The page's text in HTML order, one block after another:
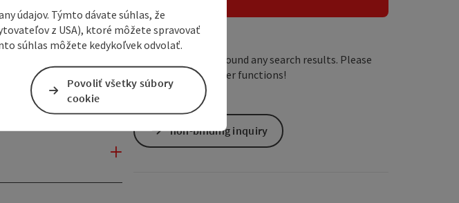
We have not found any search results. Please
adjust the filter functions!
non-binding inquiry
údajov. Týmto dávate súhlas, že
z USA), ktoré môžete spravovať
súhlas môžete kedykoľvek odvolať.
Povoliť všetky súbory
cookie